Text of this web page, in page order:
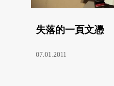
失落的一頁文憑
07.01.2011